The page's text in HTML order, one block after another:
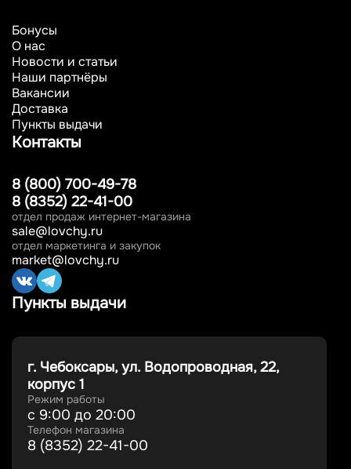
Бонусы
О нас
Новости и статьи
Наши партнёры
Вакансии
Доставка
Пункты выдачи
Контакты
8 (800) 700-49-78
8 (8352) 22-41-00
отдел продаж интернет-магазина
sale@lovchy.ru
отдел маркетинга и закупок
market@lovchy.ru
Пункты выдачи
г. Чебоксары, ул. Водопроводная, 22,
корпус 1
Режим работы
с 9:00 до 20:00
Телефон магазина
8 (8352) 22-41-00